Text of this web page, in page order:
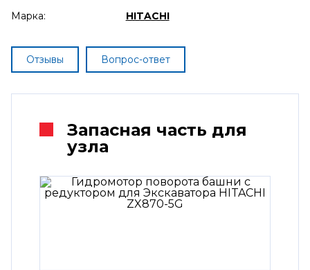
Марка:
HITACHI
Отзывы Вопрос-ответ
Запасная часть для
узла